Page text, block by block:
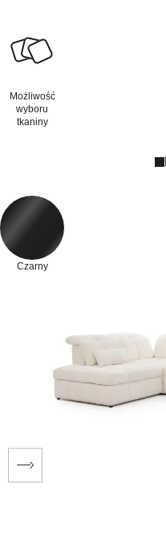
Możliwość
wyboru
tkaniny
Czarny